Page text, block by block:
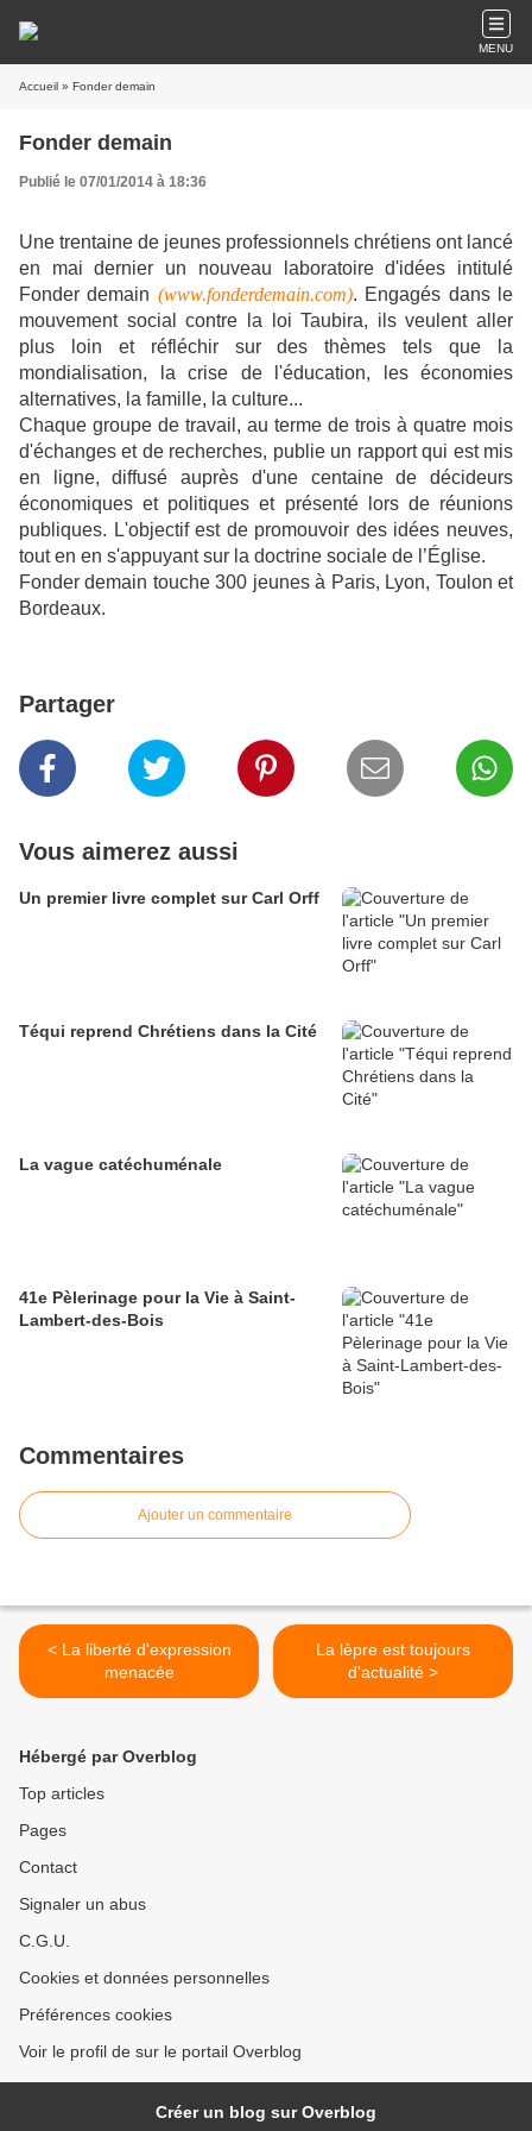
MENU
Accueil » Fonder demain
Fonder demain
Publié le 07/01/2014 à 18:36
Une trentaine de jeunes professionnels chrétiens ont lancé
en mai dernier un nouveau laboratoire d'idées intitulé
Fonder demain (www.fonderdemain.com). Engagés dans le
mouvement social contre la loi Taubira, ils veulent aller
plus loin et réfléchir sur des thèmes tels que la
mondialisation, la crise de l'éducation, les économies
alternatives, la famille, la culture...
Chaque groupe de travail, au terme de trois à quatre mois
d'échanges et de recherches, publie un rapport qui est mis
en ligne, diffusé auprès d'une centaine de décideurs
économiques et politiques et présenté lors de réunions
publiques. L'objectif est de promouvoir des idées neuves,
tout en en s'appuyant sur la doctrine sociale de l’Église.
Fonder demain touche 300 jeunes à Paris, Lyon, Toulon et
Bordeaux.
Partager
Vous aimerez aussi
Un premier livre complet sur Carl Orff
Téqui reprend Chrétiens dans la Cité
La vague catéchuménale
41e Pèlerinage pour la Vie à Saint-
Lambert-des-Bois
Commentaires
Ajouter un commentaire
< La liberté d'expression
menacée
La lèpre est toujours
d'actualité >
Hébergé par Overblog
Top articles
Pages
Contact
Signaler un abus
C.G.U.
Cookies et données personnelles
Préférences cookies
Voir le profil de sur le portail Overblog
Créer un blog sur Overblog